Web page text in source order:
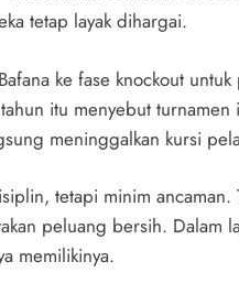
tetap layak dihargai.
ke fase knockout
itu menyebut
meninggalkan kursi
tetapi minim
peluang bersih. Dalam
memilikinya.